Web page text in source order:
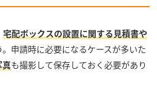
宅配ボックスの設置に関する見積書や
申請時に必要になるケースが多いた
真も撮影して保存しておく必要があり